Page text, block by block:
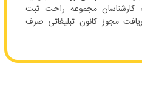
کارشناسان مجموعه راحت ثبت
مجوز کانون تبلیغاتی صرف